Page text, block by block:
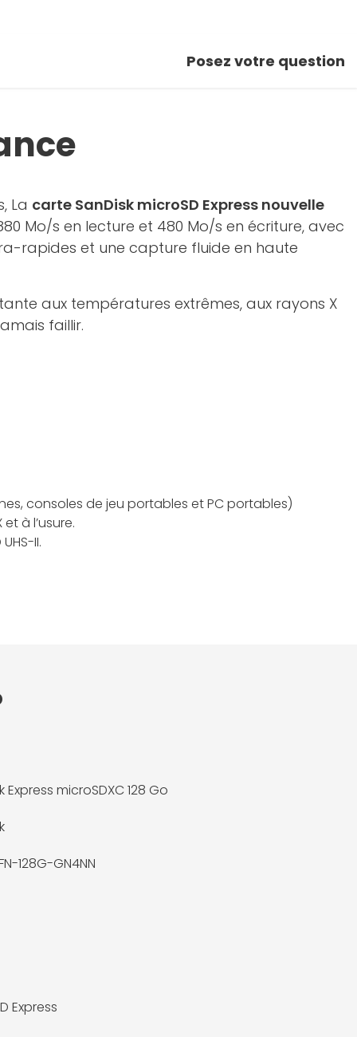
Posez votre question
La carte SanDisk microSD Express nouvelle
Mo/s en lecture et 480 Mo/s en écriture, avec
rapides et une capture fluide en haute
aux températures extrêmes, aux rayons X
faillir.
consoles de jeu portables et PC portables)
à l’usure.
II.
Express microSDXC 128 Go
128G-GN4NN
Express